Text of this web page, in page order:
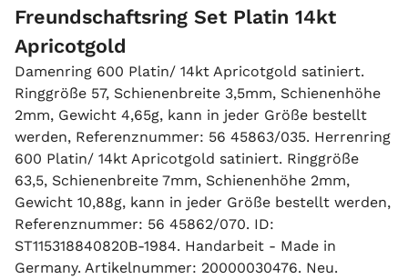
Freundschaftsring Set Platin 14kt
Apricotgold
Damenring 600 Platin/ 14kt Apricotgold satiniert.
Ringgröße 57, Schienenbreite 3,5mm, Schienenhöhe
2mm, Gewicht 4,65g, kann in jeder Größe bestellt
werden, Referenznummer: 56 45863/035. Herrenring
600 Platin/ 14kt Apricotgold satiniert. Ringgröße
63,5, Schienenbreite 7mm, Schienenhöhe 2mm,
Gewicht 10,88g, kann in jeder Größe bestellt werden,
Referenznummer: 56 45862/070. ID:
ST115318840820B-1984. Handarbeit - Made in
Germany. Artikelnummer: 20000030476. Neu.